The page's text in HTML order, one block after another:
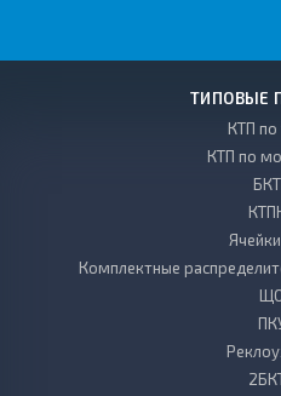
ТИПОВЫЕ
КТП по
КТП по
Комплектные